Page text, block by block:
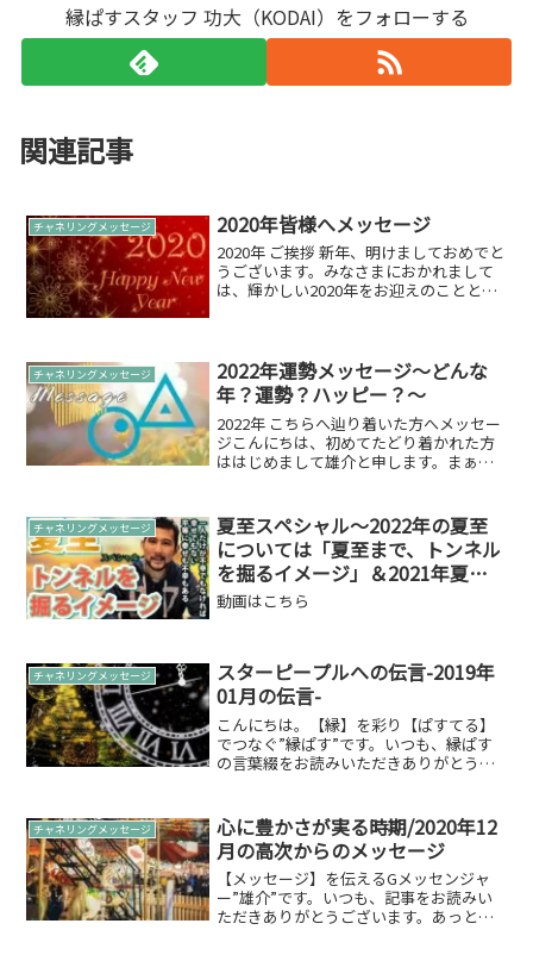
縁ぱすスタッフ 功大（KODAI）をフォローする
関連記事
チャネリングメッセージ 2020年皆様へメッセージ
2020年 ご挨拶 新年、明けましておめでと
うございます。みなさまにおかれまして
は、輝かしい2020年をお迎えのこととお
しております...
チャネリングメッセージ
2022年運勢メッセージ～どんな
年？運勢？ハッピー？～
2022年 こちらへ辿り着いた方へメッセー
ジこんにちは、初めてたどり着かれた方
ははじめまして雄介と申します。まぁ、
なので、この場所に辿り着かれた方へメ
ッセージを書き...
チャネリングメッセージ
夏至スペシャル～2022年の夏至
については「夏至まで、トンネル
を掘るイメージ」＆2021年夏至
に頂いた神様のお言葉をお届け～
動画はこちら
チャネリングメッセージ
スターピープルへの伝言-2019年
01月の伝言-
こんにちは。【縁】を彩り【ぱすてる】
でつなぐ”縁ぱす”です。いつも、縁ぱす
の言葉綴をお読みいただきありがとうご
いと思います。 2019年01月の伝言スター
ピープ...
チャネリングメッセージ
心に豊かさが実る時期/2020年12
月の高次からのメッセージ
【メッセージ】を伝えるGメッセンジャ
ー”雄介”です。いつも、記事をお読みい
ただきありがとうございます。あっとい